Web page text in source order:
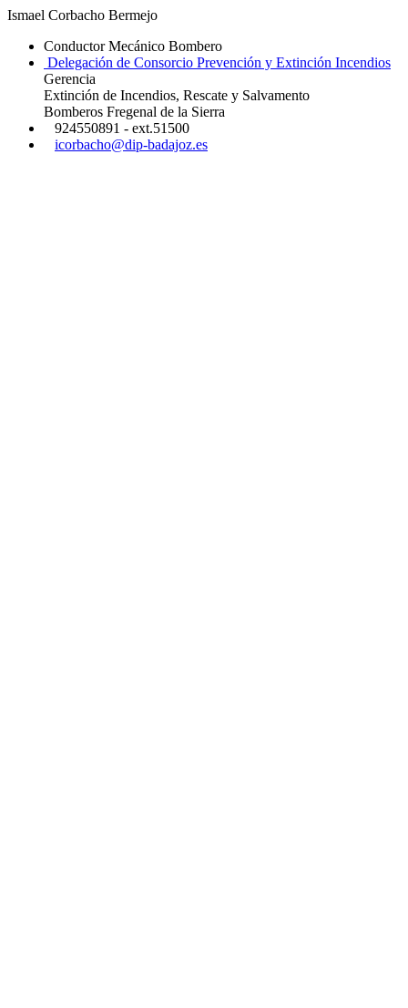
Ismael Corbacho Bermejo
Conductor Mecánico Bombero
Delegación de Consorcio Prevención y Extinción Incendios
Gerencia
Extinción de Incendios, Rescate y Salvamento
Bomberos Fregenal de la Sierra
924550891 - ext.51500
icorbacho@dip-badajoz.es